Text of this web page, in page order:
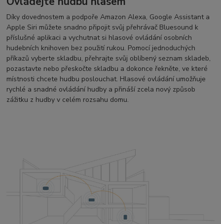
Díky dovednostem a podpoře Amazon Alexa, Google Assistant a
Apple Siri můžete snadno připojit svůj přehrávač Bluesound k
příslušné aplikaci a vychutnat si hlasové ovládání osobních
hudebních knihoven bez použití rukou. Pomocí jednoduchých
příkazů vyberte skladbu, přehrajte svůj oblíbený seznam skladeb,
pozastavte nebo přeskočte skladbu a dokonce řekněte, ve které
místnosti chcete hudbu poslouchat. Hlasové ovládání umožňuje
rychlé a snadné ovládání hudby a přináší zcela nový způsob
zážitku z hudby v celém rozsahu domu.